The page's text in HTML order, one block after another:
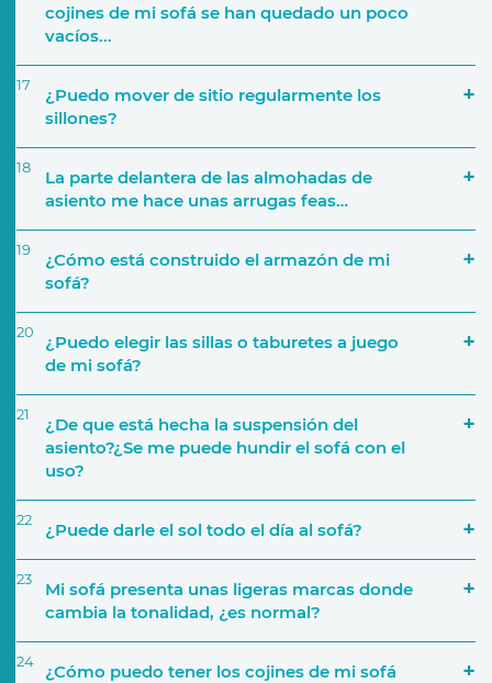
Colecciones de Telas
cojines de mi sofá se han quedado un poco
vacíos...
17
¿Puedo mover de sitio regularmente los
sillones?
18
La parte delantera de las almohadas de
asiento me hace unas arrugas feas…
19
¿Cómo está construido el armazón de mi
sofá?
20
¿Puedo elegir las sillas o taburetes a juego
de mi sofá?
21
¿De que está hecha la suspensión del
asiento?¿Se me puede hundir el sofá con el
uso?
22 ¿Puede darle el sol todo el día al sofá?
23
Mi sofá presenta unas ligeras marcas donde
cambia la tonalidad, ¿es normal?
24
¿Cómo puedo tener los cojines de mi sofá